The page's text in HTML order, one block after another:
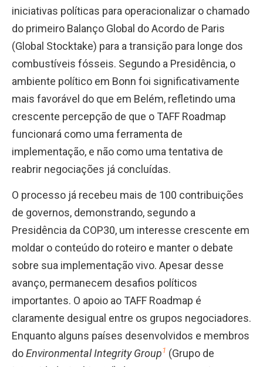
iniciativas políticas para operacionalizar o chamado
do primeiro Balanço Global do Acordo de Paris
(Global Stocktake) para a transição para longe dos
combustíveis fósseis. Segundo a Presidência, o
ambiente político em Bonn foi significativamente
mais favorável do que em Belém, refletindo uma
crescente percepção de que o TAFF Roadmap
funcionará como uma ferramenta de
implementação, e não como uma tentativa de
reabrir negociações já concluídas.
O processo já recebeu mais de 100 contribuições
de governos, demonstrando, segundo a
Presidência da COP30, um interesse crescente em
moldar o conteúdo do roteiro e manter o debate
sobre sua implementação vivo. Apesar desse
avanço, permanecem desafios políticos
importantes. O apoio ao TAFF Roadmap é
claramente desigual entre os grupos negociadores.
Enquanto alguns países desenvolvidos e membros
doEnvironmental Integrity Group1 (Grupo de